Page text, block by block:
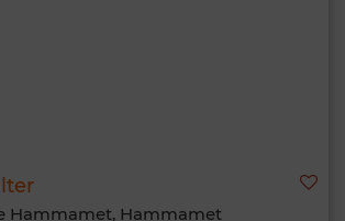
Hammamet, Hammamet